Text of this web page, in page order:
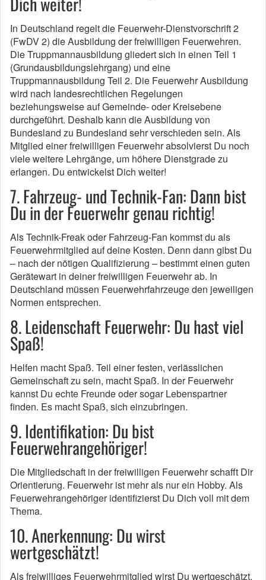
In Deutschland regelt die Feuerwehr-Dienstvorschrift 2
(FwDV 2) die Ausbildung der freiwilligen Feuerwehren.
Die Truppmannausbildung gliedert sich in einen Teil 1
(Grundausbildungslehrgang) und eine
Truppmannausbildung Teil 2. Die Feuerwehr Ausbildung
wird nach landesrechtlichen Regelungen
beziehungsweise auf Gemeinde- oder Kreisebene
durchgeführt. Deshalb kann die Ausbildung von
Bundesland zu Bundesland sehr verschieden sein. Als
Mitglied einer freiwilligen Feuerwehr absolvierst Du noch
viele weitere Lehrgänge, um höhere Dienstgrade zu
erlangen. Du entwickelst Dich weiter!
7. Fahrzeug- und Technik-Fan: Dann bist
Du in der Feuerwehr genau richtig!
Als Technik-Freak oder Fahrzeug-Fan kommst du als
Feuerwehrmitglied auf deine Kosten. Denn dann gibst Du
– nach der nötigen Qualifizierung – bestimmt einen guten
Gerätewart in deiner freiwilligen Feuerwehr ab. In
Deutschland müssen Feuerwehrfahrzeuge den jeweiligen
Normen entsprechen.
8. Leidenschaft Feuerwehr: Du hast viel
Spaß!
Helfen macht Spaß. Teil einer festen, verlässlichen
Gemeinschaft zu sein, macht Spaß. In der Feuerwehr
kannst Du echte Freunde oder sogar Lebenspartner
finden. Es macht Spaß, sich einzubringen.
9. Identifikation: Du bist
Feuerwehrangehöriger!
Die Mitgliedschaft in der freiwilligen Feuerwehr schafft Dir
Orientierung. Feuerwehr ist mehr als nur ein Hobby. Als
Feuerwehrangehöriger identifizierst Du Dich voll mit dem
Thema.
10. Anerkennung: Du wirst
wertgeschätzt!
Als freiwilliges Feuerwehrmitglied wirst Du wertgeschätzt.